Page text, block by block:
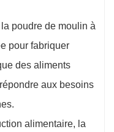
poudre de moulin à
pour fabriquer
des aliments
aux besoins
alimentaire, la